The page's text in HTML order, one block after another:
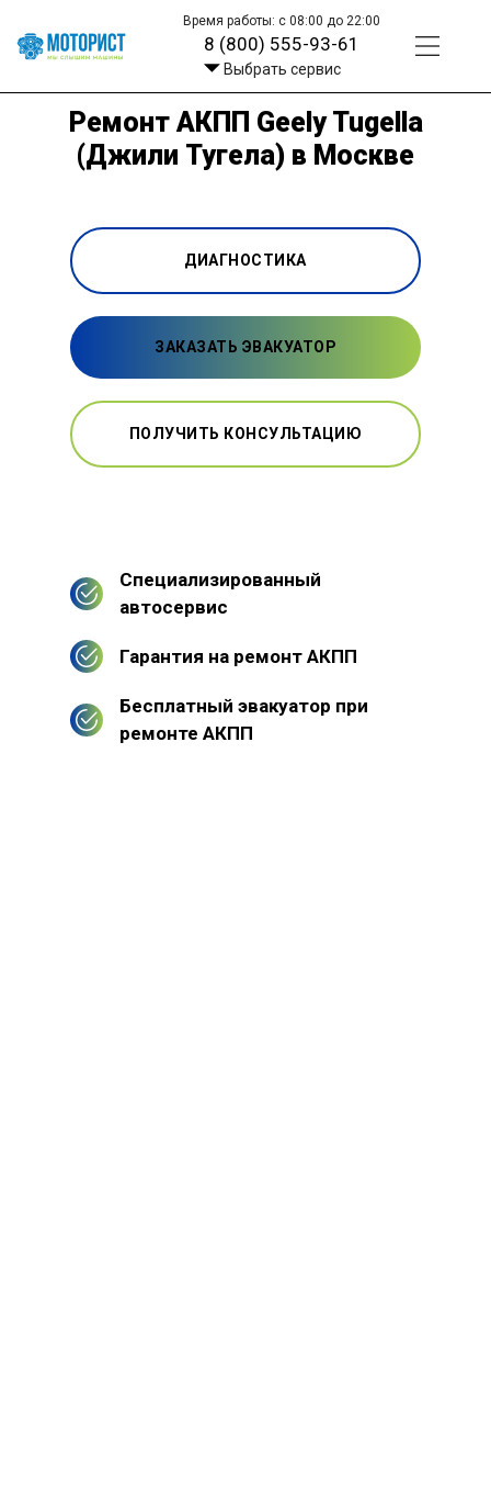
Время работы: с 08:00 до 22:00
8 (800) 555-93-61
Выбрать сервис
Ремонт АКПП Geely Tugella
(Джили Тугела) в Москве
ДИАГНОСТИКА
ЗАКАЗАТЬ ЭВАКУАТОР
ПОЛУЧИТЬ КОНСУЛЬТАЦИЮ
Специализированный
автосервис
Гарантия на ремонт АКПП
Бесплатный эвакуатор при
ремонте АКПП